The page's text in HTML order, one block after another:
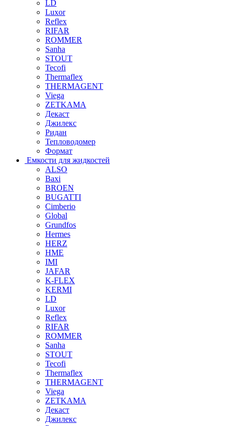
LD
Luxor
Reflex
RIFAR
ROMMER
Sanha
STOUT
Tecofi
Thermaflex
THERMAGENT
Viega
ZETKAMA
Декаст
Джилекс
Ридан
Тепловодомер
Формат
Емкости для жидкостей
ALSO
Baxi
BROEN
BUGATTI
Cimberio
Global
Grundfos
Hermes
HERZ
HME
IMI
JAFAR
K-FLEX
KERMI
LD
Luxor
Reflex
RIFAR
ROMMER
Sanha
STOUT
Tecofi
Thermaflex
THERMAGENT
Viega
ZETKAMA
Декаст
Джилекс